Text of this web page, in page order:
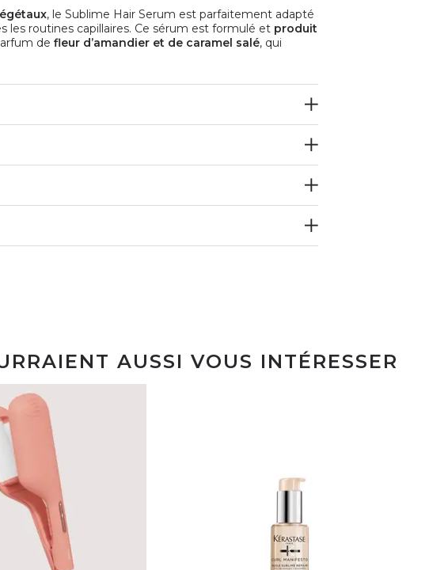
, le Sublime Hair Serum est parfaitement adapté
les routines capillaires. Ce sérum est formulé et produit
de fleur d’amandier et de caramel salé, qui
AUSSI VOUS INTÉRESSER